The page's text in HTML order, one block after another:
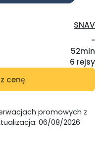
SNAV
-
52min
6 rejsy
cenę
promowych z
06/08/2026